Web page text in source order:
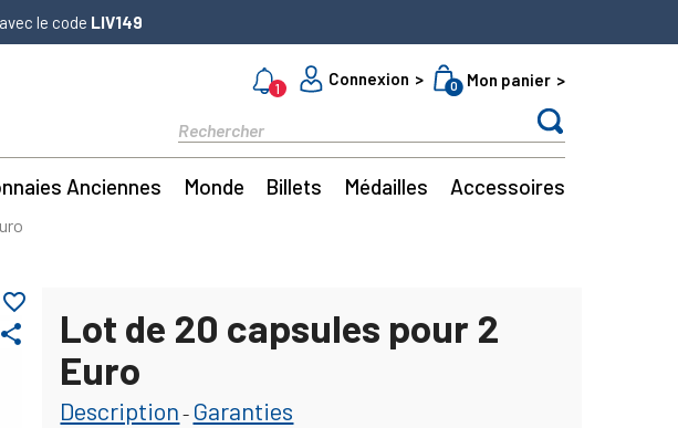
le code LIV149
1
Connexion 0 Mon panier
Anciennes Monde Billets Médailles Accessoires
share
favorite_border
Lot de 20 capsules pour 2
Euro
Description - Garanties